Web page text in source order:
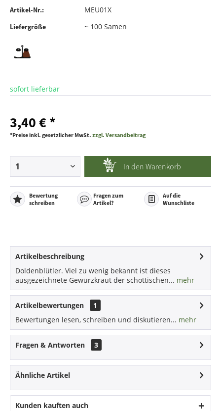
Artikel-Nr.: MEU01X
Liefergröße ~ 100 Samen
sofort lieferbar
3,40 € *
*Preise inkl. gesetzlicher MwSt. zzgl. Versandbeitrag
In den Warenkorb
Bewertung
schreiben
Fragen zum
Artikel?
Auf die
Wunschliste
Artikelbeschreibung
Doldenblütler. Viel zu wenig bekannt ist dieses
ausgezeichnete Gewürzkraut der schottischen... mehr
Artikelbewertungen
1
Bewertungen lesen, schreiben und diskutieren... mehr
Fragen & Antworten 3
Ähnliche Artikel
Kunden kauften auch